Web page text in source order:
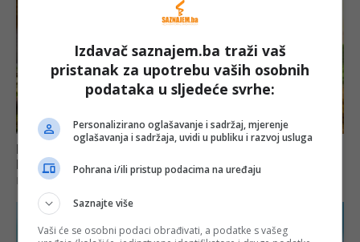
Izdavač saznajem.ba traži vaš
pristanak za upotrebu vaših osobnih
podataka u sljedeće svrhe:
Personalizirano oglašavanje i sadržaj, mjerenje
oglašavanja i sadržaja, uvidi u publiku i razvoj usluga
Pohrana i/ili pristup podacima na uređaju
Saznajte više
Vaši će se osobni podaci obrađivati, a podatke s vašeg